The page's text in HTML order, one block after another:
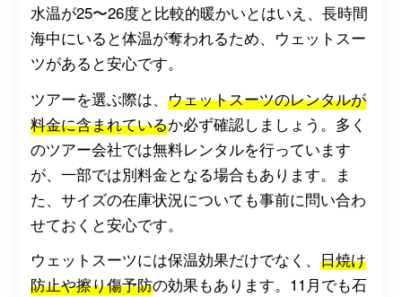
水温が25〜26度と比較的暖かいとはいえ、長時間
海中にいると体温が奪われるため、ウェットスー
ツがあると安心です。
ツアーを選ぶ際は、ウェットスーツのレンタルが
料金に含まれているか必ず確認しましょう。多く
のツアー会社では無料レンタルを行っています
が、一部では別料金となる場合もあります。ま
た、サイズの在庫状況についても事前に問い合わ
せておくと安心です。
ウェットスーツには保温効果だけでなく、日焼け
防止や擦り傷予防の効果もあります。11月でも石